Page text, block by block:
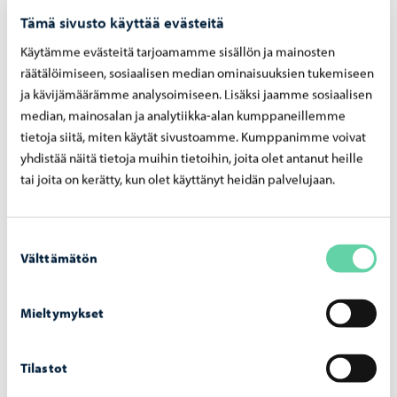
Tämä sivusto käyttää evästeitä
Käytämme evästeitä tarjoamamme sisällön ja mainosten
räätälöimiseen, sosiaalisen median ominaisuuksien tukemiseen
ja kävijämäärämme analysoimiseen. Lisäksi jaamme sosiaalisen
median, mainosalan ja analytiikka-alan kumppaneillemme
tietoja siitä, miten käytät sivustoamme. Kumppanimme voivat
yhdistää näitä tietoja muihin tietoihin, joita olet antanut heille
tai joita on kerätty, kun olet käyttänyt heidän palvelujaan.
valinta
Välttämätön
Mieltymykset
Tilastot
Kaupunki tiedottaa-28.07.2026
Tolk­kis­ten fris­bee­golf­ken­tän ava­jai­sia vie­te­
tään 5. elo­kuu­ta kai­kil­le avoi­mes­sa ta­pah­tu­
mas­sa